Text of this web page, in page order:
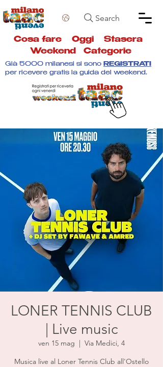
Search
Cosa fare Oggi Stasera
Weekend
Categorie
Già 5000 milanesi si sono REGISTRATI
per ricevere gratis la guida del weekend.
LONER TENNIS CLUB
| Live music
ven 15 mag
  |
Via Medici, 4
Musica live al Loner Tennis Club all'Ostello